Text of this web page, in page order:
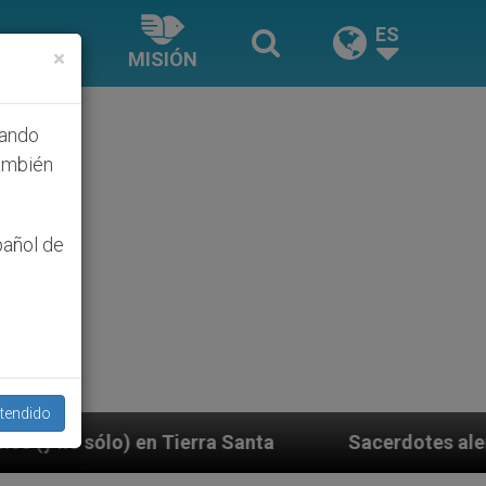
MISIÓN
ES
Santa Sacerdotes alemanes fieles al
×
de